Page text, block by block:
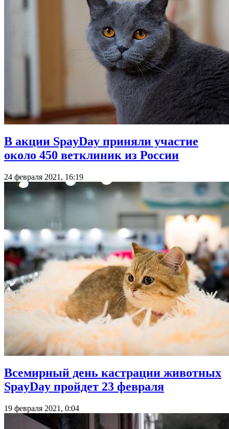
В акции SpayDay приняли участие
около 450 ветклиник из России
24 февраля 2021, 16:19
Всемирный день кастрации животных
SpayDay пройдет 23 февраля
19 февраля 2021, 0:04